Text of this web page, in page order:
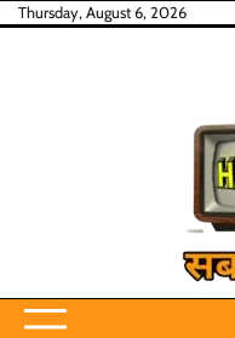
SkipThursday, August 6, 2026